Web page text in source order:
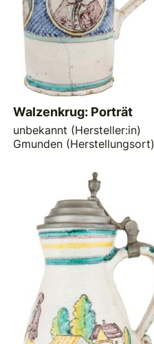
Walzenkrug: Porträt
unbekannt (Hersteller:in)
Gmunden (Herstellungsort)